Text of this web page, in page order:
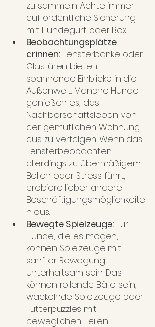
zu sammeln. Achte immer
auf ordentliche Sicherung
mit Hundegurt oder Box.
Beobachtungsplätze
drinnen: Fensterbänke oder
Glastüren bieten
spannende Einblicke in die
Außenwelt. Manche Hunde
genießen es, das
Nachbarschaftsleben von
der gemütlichen Wohnung
aus zu verfolgen. Wenn das
Fensterbeobachten
allerdings zu übermäßigem
Bellen oder Stress führt,
probiere lieber andere
Beschäftigungsmöglichkeite
n aus.
Bewegte Spielzeuge: Für
Hunde, die es mögen,
können Spielzeuge mit
sanfter Bewegung
unterhaltsam sein. Das
können rollende Bälle sein,
wackelnde Spielzeuge oder
Futterpuzzles mit
beweglichen Teilen.